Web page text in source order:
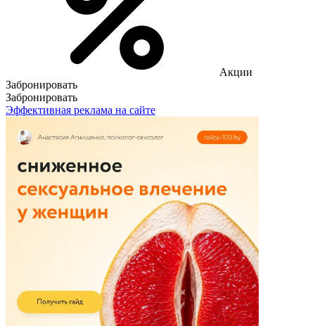
Акции
Забронировать
Забронировать
Эффективная реклама на сайте